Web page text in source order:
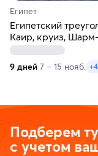
Египет
Египетский
Каир, круиз,
Шейх
9 дней 7 – 15 нояб.
Подберем
с учетом